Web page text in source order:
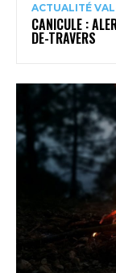
ACTUALITÉ
CANICULE :
DE-TRAVERS